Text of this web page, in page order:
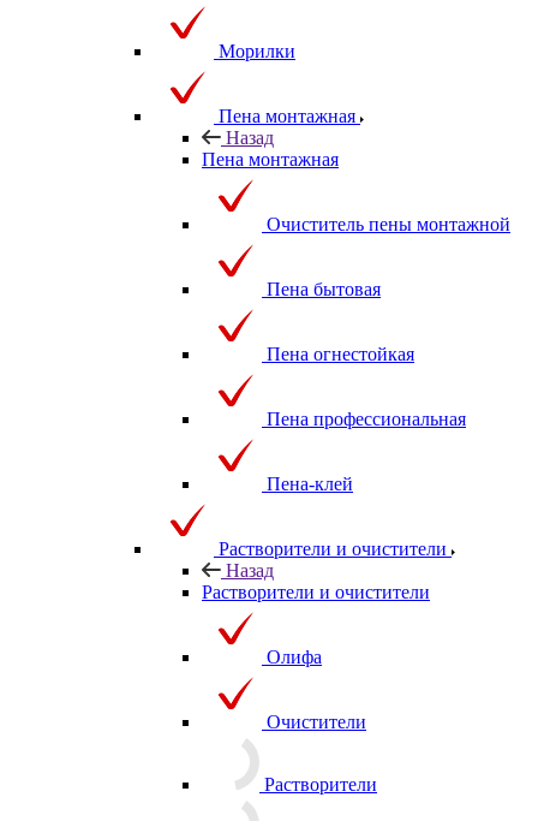
Морилки
Пена монтажная
Назад
Пена монтажная
Очиститель пены монтажной
Пена бытовая
Пена огнестойкая
Пена профессиональная
Пена-клей
Растворители и очистители
Назад
Растворители и очистители
Олифа
Очистители
Растворители